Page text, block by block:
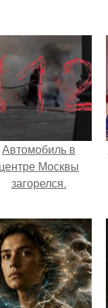
Автомобиль в
центре Москвы
загорелся.